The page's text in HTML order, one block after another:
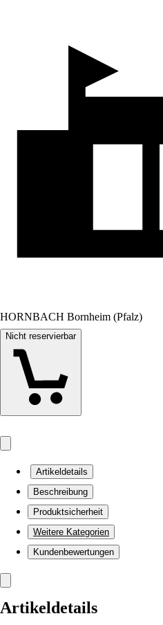
HORNBACH Bornheim (Pfalz)
Nicht reservierbar
Artikeldetails
Beschreibung
Produktsicherheit
Weitere Kategorien
Kundenbewertungen
Artikeldetails